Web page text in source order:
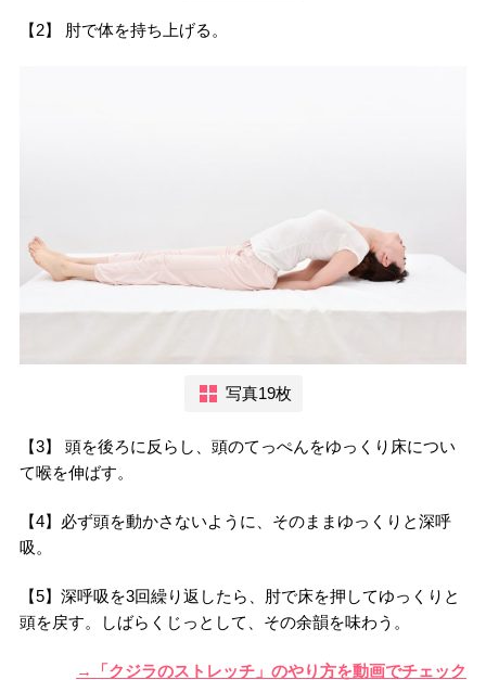
【2】 肘で体を持ち上げる。
写真19枚
【3】 頭を後ろに反らし、頭のてっぺんをゆっくり床につい
て喉を伸ばす。
【4】必ず頭を動かさないように、そのままゆっくりと深呼
吸。
【5】深呼吸を3回繰り返したら、肘で床を押してゆっくりと
頭を戻す。しばらくじっとして、その余韻を味わう。
→「クジラのストレッチ」のやり方を動画でチェック